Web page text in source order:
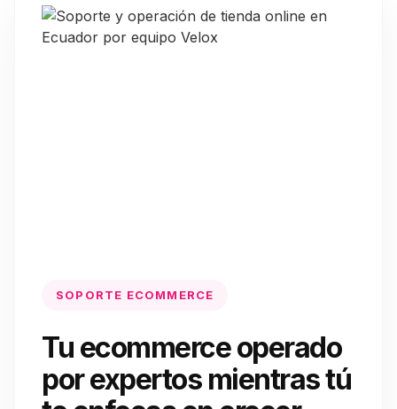
SOPORTE ECOMMERCE
Tu ecommerce operado
por expertos mientras tú